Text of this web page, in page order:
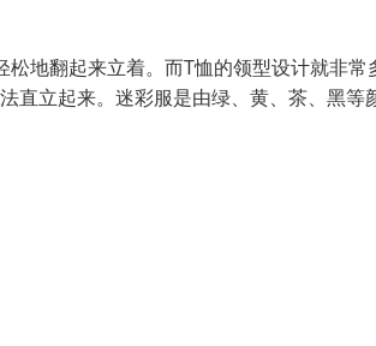
地翻起来立着。而T恤的领型设计就非常
直立起来。迷彩服是由绿、黄、茶、黑等